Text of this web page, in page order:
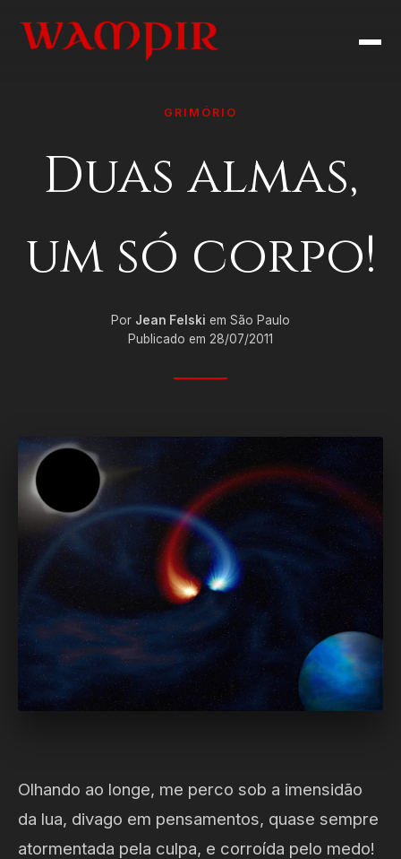
GRIMÓRIO
Duas almas,
um só corpo!
Por Jean Felski em São Paulo
Publicado em 28/07/2011
Olhando ao longe, me perco sob a imensidão
da lua, divago em pensamentos, quase sempre
atormentada pela culpa, e corroída pelo medo!